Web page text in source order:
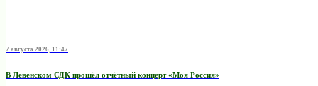
7 августа 2026, 11:47
В Левенском СДК прошёл отчётный концерт «Моя Россия»